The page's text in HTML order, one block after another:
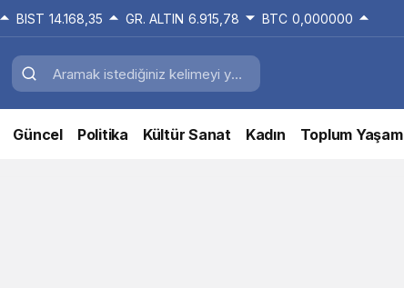
BIST 14.168,35 GR. ALTIN 6.915,78 BTC 0,000000
Güncel Politika Kültür Sanat Kadın Toplum Yaşam